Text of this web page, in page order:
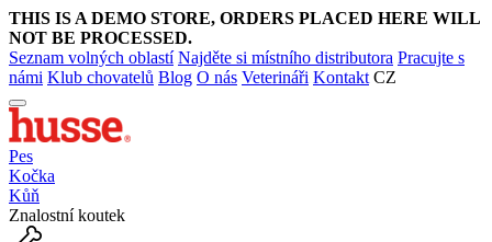
THIS IS A DEMO STORE, ORDERS PLACED HERE WILL
NOT BE PROCESSED.
Seznam volných oblastí Najděte si místního distributora Pracujte s
námi Klub chovatelů Blog O nás Veterináři Kontakt CZ
Pes
Kočka
Kůň
Znalostní koutek